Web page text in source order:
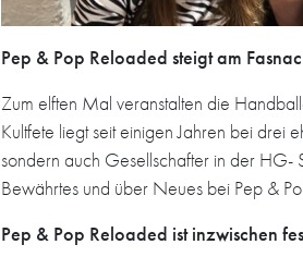
Pep & Pop Reloaded steigt am
Zum elften Mal veranstalten die
Kultfete liegt seit einigen Jahren bei drei
sondern auch Gesellschafter in der
Bewährtes und über Neues bei Pep &
Pep & Pop Reloaded ist inzwischen